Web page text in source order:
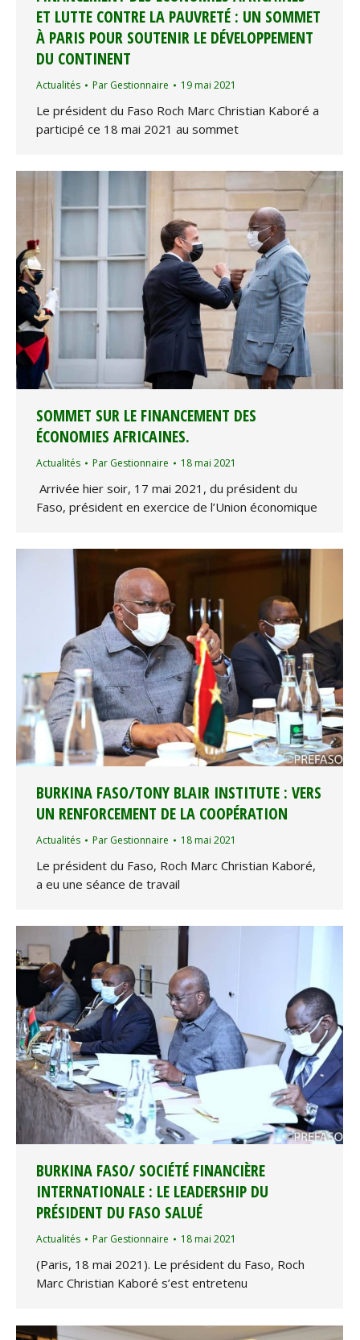
ET LUTTE CONTRE LA PAUVRETÉ : UN SOMMET
À PARIS POUR SOUTENIR LE DÉVELOPPEMENT
DU CONTINENT
Actualités Par Gestionnaire 19 mai 2021
Le président du Faso Roch Marc Christian Kaboré a
participé ce 18 mai 2021 au sommet
SOMMET SUR LE FINANCEMENT DES
ÉCONOMIES AFRICAINES.
Actualités Par Gestionnaire 18 mai 2021
Arrivée hier soir, 17 mai 2021, du président du
Faso, président en exercice de l’Union économique
BURKINA FASO/TONY BLAIR INSTITUTE : VERS
UN RENFORCEMENT DE LA COOPÉRATION
Actualités Par Gestionnaire 18 mai 2021
Le président du Faso, Roch Marc Christian Kaboré,
a eu une séance de travail
BURKINA FASO/ SOCIÉTÉ FINANCIÈRE
INTERNATIONALE : LE LEADERSHIP DU
PRÉSIDENT DU FASO SALUÉ
Actualités Par Gestionnaire 18 mai 2021
(Paris, 18 mai 2021). Le président du Faso, Roch
Marc Christian Kaboré s’est entretenu